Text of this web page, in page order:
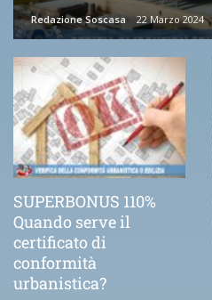
Redazione Soscasa 22 Marzo 2024
SUPERBONUS 110%
Quando serve il
certificato di
conformità
urbanistica?